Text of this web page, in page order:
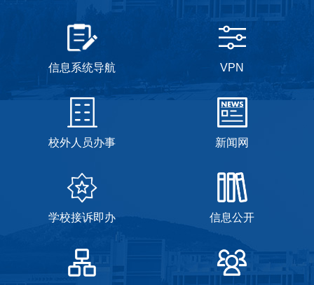
信息系统导航 VPN
校外人员办事 新闻网
学校接诉即办 信息公开